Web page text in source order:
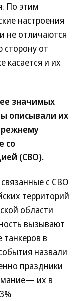
По этим
настроения
не отличаются
сторону от
касается и их
значимых
описывали их
со
(СВО).
с СВО
территорий
области
вызывают
в
назвали
праздники
их в